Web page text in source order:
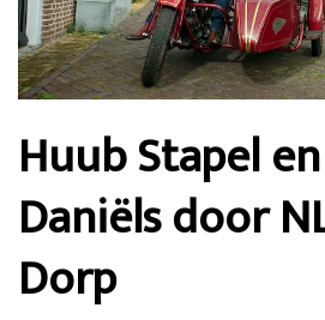
Huub Stapel
Daniëls door
Dorp